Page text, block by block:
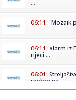
...
06:11: "Mozaik
06:11: Alarm iz
rijeci ...
06:01:
srebro na...